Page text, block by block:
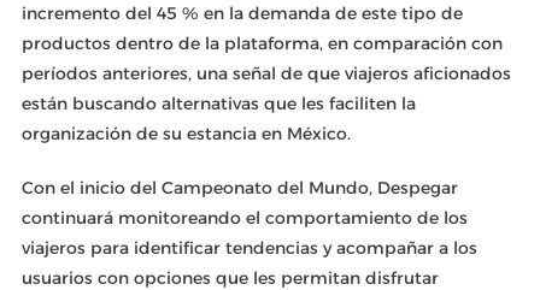
incremento del 45 % en la demanda de este tipo de
productos dentro de la plataforma, en comparación con
períodos anteriores, una señal de que viajeros aficionados
están buscando alternativas que les faciliten la
organización de su estancia en México.
Con el inicio del Campeonato del Mundo, Despegar
continuará monitoreando el comportamiento de los
viajeros para identificar tendencias y acompañar a los
usuarios con opciones que les permitan disfrutar